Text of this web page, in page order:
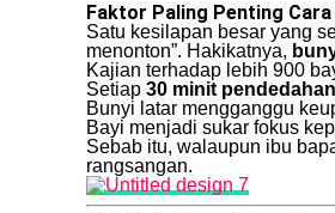
Faktor Paling Penting Cara
Satu kesilapan besar yang
menonton”. Hakikatnya,
Kajian terhadap lebih 900
Setiap 30 minit
Bunyi latar mengganggu
Bayi menjadi sukar fokus
Sebab itu, walaupun ibu
rangsangan.